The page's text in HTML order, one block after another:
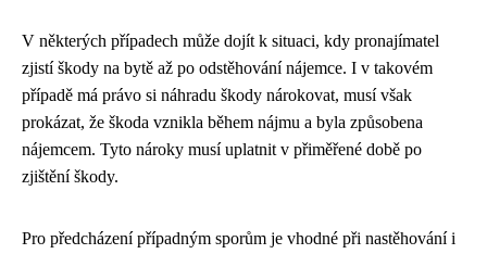
V některých případech může dojít k situaci, kdy pronajímatel
zjistí škody na bytě až po odstěhování nájemce. I v takovém
případě má právo si náhradu škody nárokovat, musí však
prokázat, že škoda vznikla během nájmu a byla způsobena
nájemcem. Tyto nároky musí uplatnit v přiměřené době po
zjištění škody.
Pro předcházení případným sporům je vhodné při nastěhování i